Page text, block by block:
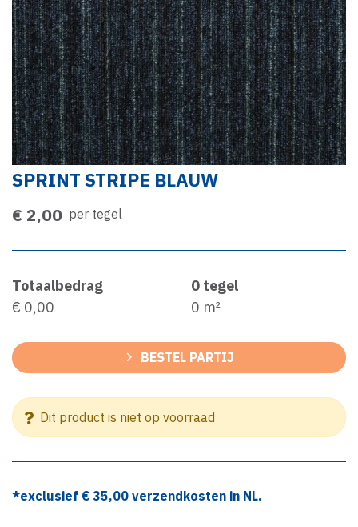
SPRINT STRIPE BLAUW
€ 2,00 per tegel
Totaalbedrag
€ 0,00
0 tegel
0 m²
BESTEL PARTIJ
Dit product is niet op voorraad
*exclusief € 35,00 verzendkosten in NL.